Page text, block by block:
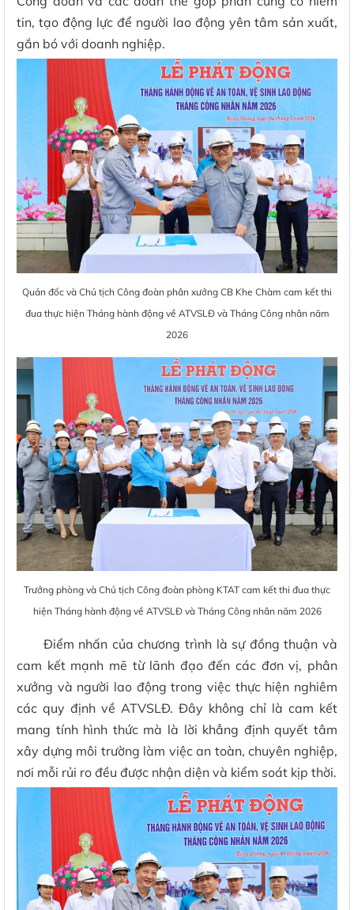
tin, tạo động lực để người lao động yên tâm sản xuất,
gắn bó với doanh nghiệp.
Quản đốc và Chủ tịch Công đoàn phân xưởng CB Khe Chàm cam kết thi
đua thực hiện Tháng hành động về ATVSLĐ và Tháng Công nhân năm
2026
Trưởng phòng và Chủ tịch Công đoàn phòng KTAT cam kết thi đua thực
hiện Tháng hành động về ATVSLĐ và Tháng Công nhân năm 2026
Điểm nhấn của chương trình là sự đồng thuận và
cam kết mạnh mẽ từ lãnh đạo đến các đơn vị, phân
xưởng và người lao động trong việc thực hiện nghiêm
các quy định về ATVSLĐ. Đây không chỉ là cam kết
mang tính hình thức mà là lời khẳng định quyết tâm
xây dựng môi trường làm việc an toàn, chuyên nghiệp,
nơi mỗi rủi ro đều được nhận diện và kiểm soát kịp thời.